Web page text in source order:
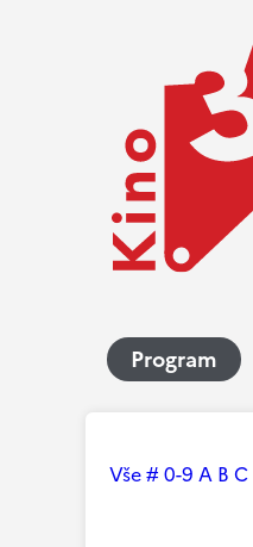
Program
Vše# 0-9 A B C